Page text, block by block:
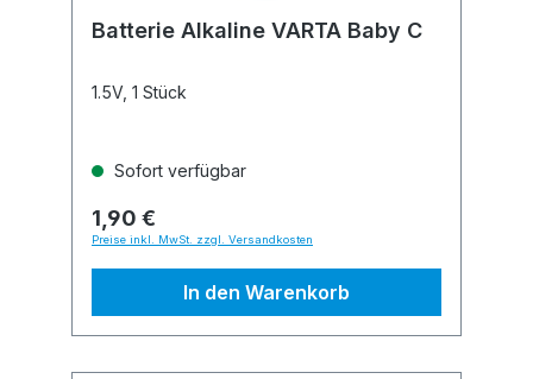
Batterie Alkaline VARTA Baby C
1.5V, 1 Stück
Sofort verfügbar
1,90 €
Preise inkl. MwSt. zzgl. Versandkosten
In den Warenkorb